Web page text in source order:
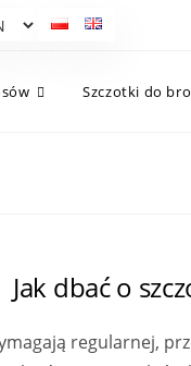
Szczotki do
Jak dbać o
regularnej,